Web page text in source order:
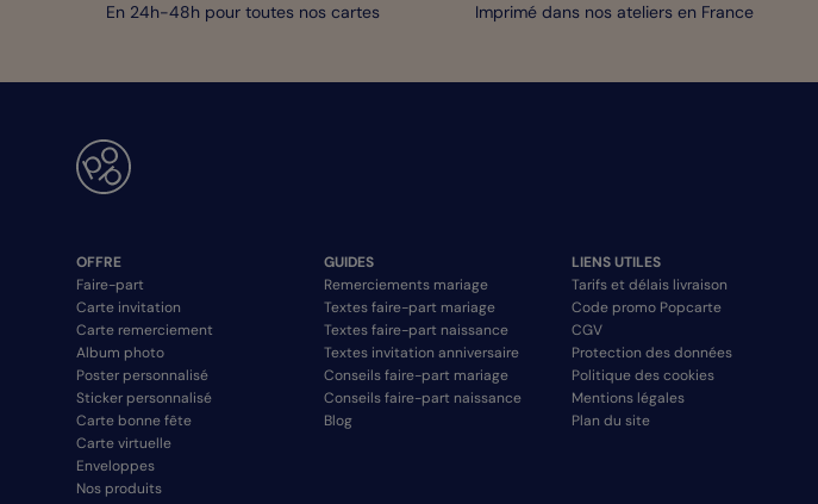
En 24h-48h pour toutes nos cartes Imprimé dans nos ateliers en France
OFFRE
Faire-part
Carte invitation
Carte remerciement
Album photo
Poster personnalisé
Sticker personnalisé
Carte bonne fête
Carte virtuelle
Enveloppes
Nos produits
GUIDES
Remerciements mariage
Textes faire-part mariage
Textes faire-part naissance
Textes invitation anniversaire
Conseils faire-part mariage
Conseils faire-part naissance
Blog
LIENS UTILES
Tarifs et délais livraison
Code promo Popcarte
CGV
Protection des données
Politique des cookies
Mentions légales
Plan du site